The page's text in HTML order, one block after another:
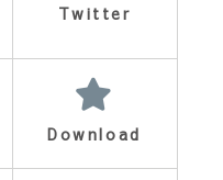
Twitter
Download